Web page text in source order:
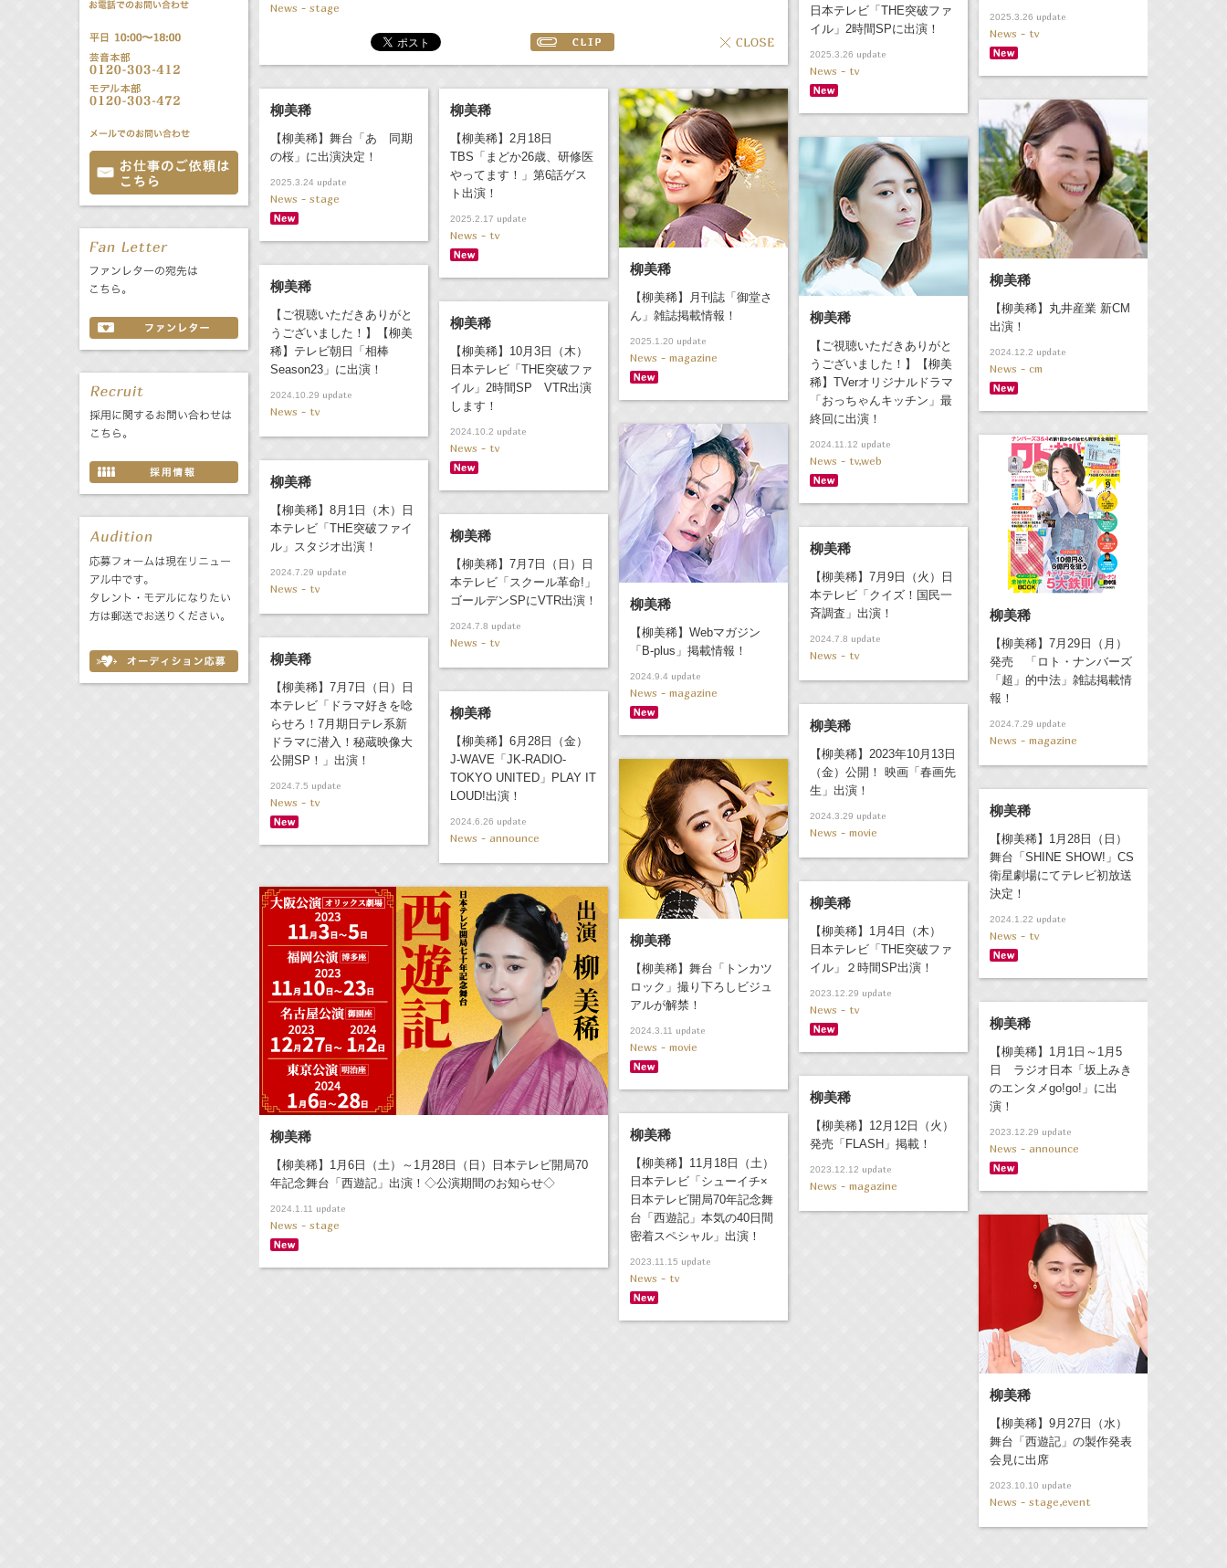
News - stage
2025.3.26 update
News - tv
日本テレビ「THE突破ファ
イル」2時間SPに出演！
2025.3.26 update
News - tv
柳美稀
【柳美稀】舞台「あゝ同期
の桜」に出演決定！
2025.3.24 update
News - stage
柳美稀
【柳美稀】2月18日
TBS「まどか26歳、研修医
やってます！」第6話ゲス
ト出演！
2025.2.17 update
News - tv
柳美稀
【柳美稀】月刊誌「御堂さ
ん」雑誌掲載情報！
2025.1.20 update
News - magazine
柳美稀
【柳美稀】丸井産業 新CM
出演！
2024.12.2 update
News - cm
柳美稀
【ご視聴いただきありがと
うございました！】【柳美
稀】TVerオリジナルドラマ
「おっちゃんキッチン」最
終回に出演！
2024.11.12 update
News - tv,web
柳美稀
【ご視聴いただきありがと
うございました！】【柳美
稀】テレビ朝日「相棒
Season23」に出演！
2024.10.29 update
News - tv
柳美稀
【柳美稀】10月3日（木）
日本テレビ「THE突破ファ
イル」2時間SP VTR出演
します！
2024.10.2 update
News - tv
柳美稀
【柳美稀】Webマガジン
「B-plus」掲載情報！
2024.9.4 update
News - magazine
柳美稀
【柳美稀】7月29日（月）
発売 「ロト・ナンバーズ
「超」的中法」雑誌掲載情
報！
2024.7.29 update
News - magazine
柳美稀
【柳美稀】8月1日（木）日
本テレビ「THE突破ファイ
ル」スタジオ出演！
2024.7.29 update
News - tv
柳美稀
【柳美稀】7月7日（日）日
本テレビ「スクール革命!」
ゴールデンSPにVTR出演！
2024.7.8 update
News - tv
柳美稀
【柳美稀】7月9日（火）日
本テレビ「クイズ！国民一
斉調査」出演！
2024.7.8 update
News - tv
柳美稀
【柳美稀】7月7日（日）日
本テレビ「ドラマ好きを唸
らせろ！7月期日テレ系新
ドラマに潜入！秘蔵映像大
公開SP！」出演！
2024.7.5 update
News - tv
柳美稀
【柳美稀】6月28日（金）
J-WAVE「JK-RADIO-
TOKYO UNITED」PLAY IT
LOUD!出演！
2024.6.26 update
News - announce
柳美稀
【柳美稀】2023年10月13日
（金）公開！ 映画「春画先
生」出演！
2024.3.29 update
News - movie
柳美稀
【柳美稀】舞台「トンカツ
ロック」撮り下ろしビジュ
アルが解禁！
2024.3.11 update
News - movie
柳美稀
【柳美稀】1月28日（日）
舞台「SHINE SHOW!」CS
衛星劇場にてテレビ初放送
決定！
2024.1.22 update
News - tv
柳美稀
【柳美稀】1月6日（土）～1月28日（日）日本テレビ開局70
年記念舞台「西遊記」出演！◇公演期間のお知らせ◇
2024.1.11 update
News - stage
柳美稀
【柳美稀】1月4日（木）
日本テレビ「THE突破ファ
イル」２時間SP出演！
2023.12.29 update
News - tv
柳美稀
【柳美稀】1月1日～1月5
日 ラジオ日本「坂上みき
のエンタメgo!go!」に出
演！
2023.12.29 update
News - announce
柳美稀
【柳美稀】12月12日（火）
発売「FLASH」掲載！
2023.12.12 update
News - magazine
柳美稀
【柳美稀】11月18日（土）
日本テレビ「シューイチ×
日本テレビ開局70年記念舞
台「西遊記」本気の40日間
密着スペシャル」出演！
2023.11.15 update
News - tv
柳美稀
【柳美稀】9月27日（水）
舞台「西遊記」の製作発表
会見に出席
2023.10.10 update
News - stage,event
Radio
文化事業部 クリエイター
誕生日 8/7
あ か
さ
た
な
は
ま
や
ら
わ